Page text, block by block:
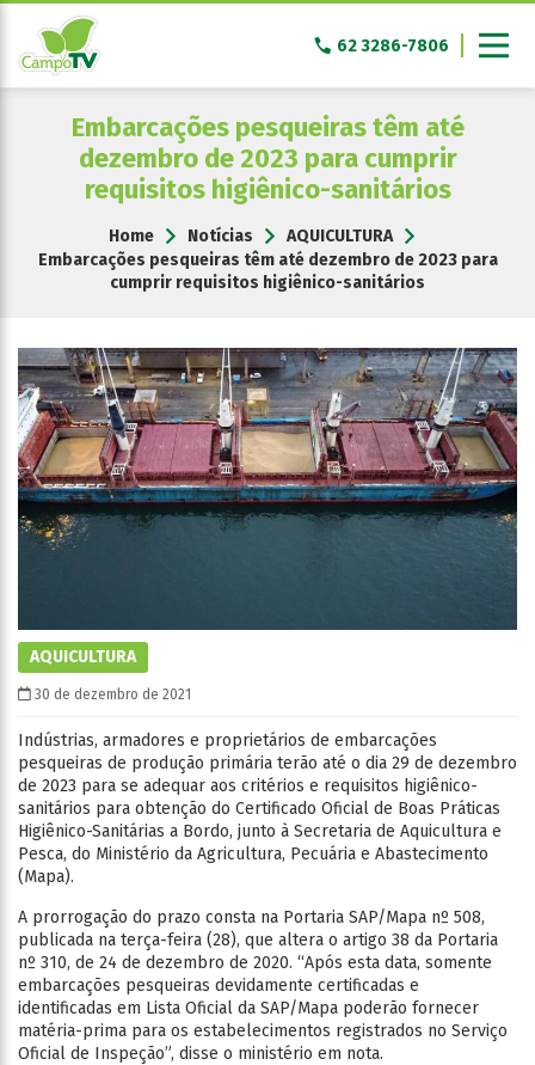
Pular
conteúdo
62 3286-7806
Embarcações pesqueiras têm até
dezembro de 2023 para cumprir
requisitos higiênico-sanitários
Home Notícias
AQUICULTURA
Embarcações pesqueiras têm até dezembro de 2023 para
cumprir requisitos higiênico-sanitários
AQUICULTURA
30 de dezembro de 2021
Indústrias, armadores e proprietários de embarcações
pesqueiras de produção primária terão até o dia 29 de dezembro
de 2023 para se adequar aos critérios e requisitos higiênico-
sanitários para obtenção do Certificado Oficial de Boas Práticas
Higiênico-Sanitárias a Bordo, junto à Secretaria de Aquicultura e
Pesca, do Ministério da Agricultura, Pecuária e Abastecimento
(Mapa).
A prorrogação do prazo consta na Portaria SAP/Mapa nº 508,
publicada na terça-feira (28), que altera o artigo 38 da Portaria
nº 310, de 24 de dezembro de 2020. “Após esta data, somente
embarcações pesqueiras devidamente certificadas e
identificadas em Lista Oficial da SAP/Mapa poderão fornecer
matéria-prima para os estabelecimentos registrados no Serviço
Oficial de Inspeção”, disse o ministério em nota.